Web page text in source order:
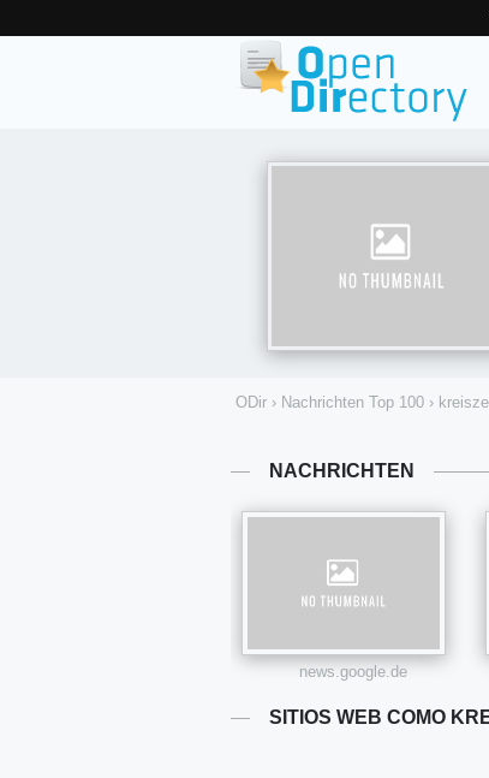
ODir › Nachrichten Top 100 ›
NACHRICHTEN
news.google.de
SITIOS WEB COMO